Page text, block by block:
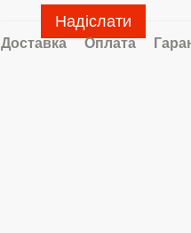
Надіслати
Доставка Оплата